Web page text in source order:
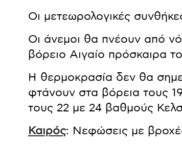
Οι μετεωρολογικές
Οι άνεμοι θα πνέουν από
βόρειο Αιγαίο πρόσκαιρα
Η θερμοκρασία δεν θα
φτάνουν στα βόρεια τους
τους 22 με 24 βαθμούς
Καιρός: Νεφώσεις με